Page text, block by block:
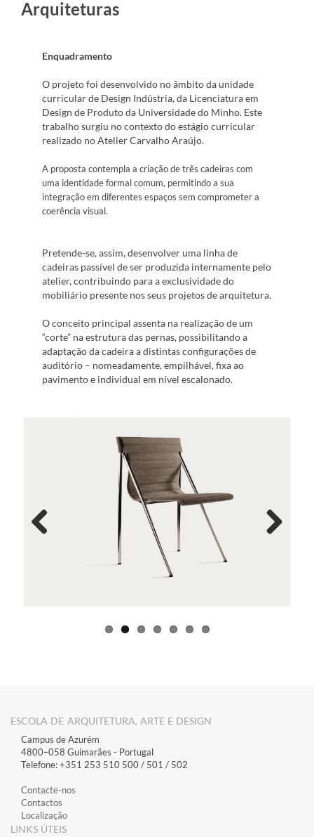
Arquiteturas
Enquadramento
O projeto foi desenvolvido no âmbito da unidade
curricular de Design Indústria, da Licenciatura em
Design de Produto da Universidade do Minho. Este
trabalho surgiu no contexto do estágio curricular
realizado no Atelier Carvalho Araújo.
A proposta contempla a criação de três cadeiras com
uma identidade formal comum, permitindo a sua
integração em diferentes espaços sem comprometer a
coerência visual.
Pretende-se, assim, desenvolver uma linha de
cadeiras passível de ser produzida internamente pelo
atelier, contribuindo para a exclusividade do
mobiliário presente nos seus projetos de arquitetura.
O conceito principal assenta na realização de um
“corte” na estrutura das pernas, possibilitando a
adaptação da cadeira a distintas configurações de
auditório – nomeadamente, empilhável, fixa ao
pavimento e individual em nível escalonado.
ESCOLA DE ARQUITETURA, ARTE E DESIGN
Campus de Azurém
4800–058 Guimarães​ - Portugal
Telefone: +351 253 510 500 / 501 / 502
Contacte-nos
Contactos
Localização
LINKS ÚTEIS